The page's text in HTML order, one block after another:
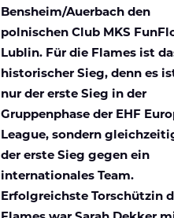
Bensheim/Auerbach den
polnischen Club MKS
Lublin. Für die Flames ist
historischer Sieg, denn es
nur der erste Sieg in der
Gruppenphase der EHF
League, sondern
der erste Sieg gegen ein
internationales Team.
Erfolgreichste Torschützin